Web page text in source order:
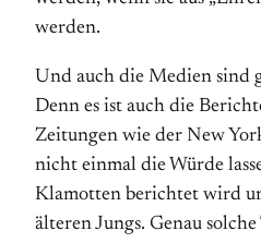
werden.
Und auch die Medien sind
Denn es ist auch die
Zeitungen wie der New
nicht einmal die Würde
Klamotten berichtet wird
älteren Jungs. Genau